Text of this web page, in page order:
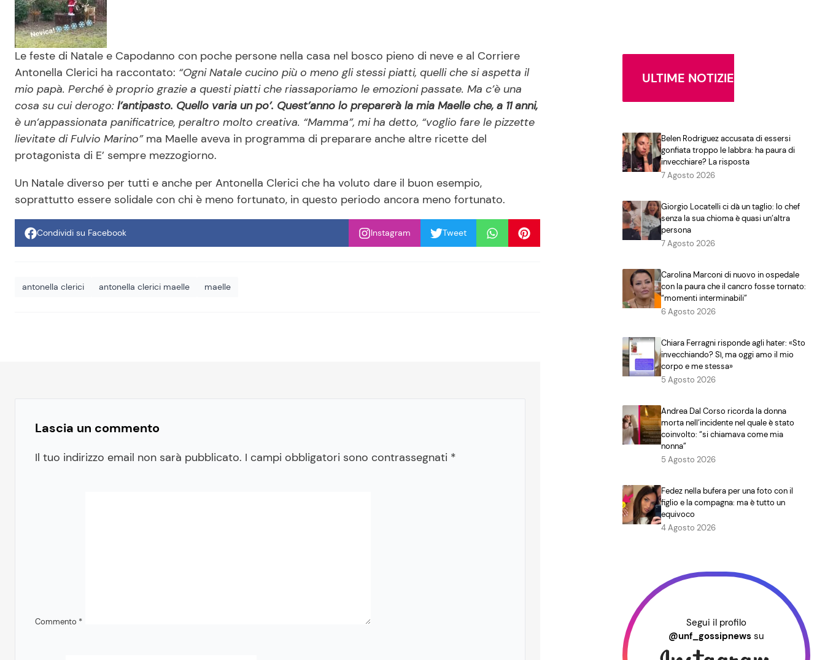
Le feste di Natale e Capodanno con poche persone nella casa nel bosco pieno di neve e al Corriere
Antonella Clerici ha raccontato: “Ogni Natale cucino più o meno gli stessi piatti, quelli che si aspetta il
mio papà. Perché è proprio grazie a questi piatti che riassaporiamo le emozioni passate. Ma c’è una
cosa su cui derogo: l’antipasto. Quello varia un po’. Quest’anno lo preparerà la mia Maelle che, a 11 anni,
è un’appassionata panificatrice, peraltro molto creativa. “Mamma”, mi ha detto, “voglio fare le pizzette
lievitate di Fulvio Marino”ma Maelle aveva in programma di preparare anche altre ricette del
protagonista di E’ sempre mezzogiorno.
Un Natale diverso per tutti e anche per Antonella Clerici che ha voluto dare il buon esempio,
soprattutto essere solidale con chi è meno fortunato, in questo periodo ancora meno fortunato.
Condividi su Facebook Instagram Tweet
antonella clerici antonella clerici maelle maelle
Lascia un commento
Il tuo indirizzo email non sarà pubblicato. I campi obbligatori sono contrassegnati *
Commento *
ULTIME NOTIZIE
Belen Rodriguez accusata di essersi
gonfiata troppo le labbra: ha paura di
invecchiare? La risposta
7 Agosto 2026
Giorgio Locatelli ci dà un taglio: lo chef
senza la sua chioma è quasi un’altra
persona
7 Agosto 2026
Carolina Marconi di nuovo in ospedale
con la paura che il cancro fosse tornato:
“momenti interminabili”
6 Agosto 2026
Chiara Ferragni risponde agli hater: «Sto
invecchiando? Sì, ma oggi amo il mio
corpo e me stessa»
5 Agosto 2026
Andrea Dal Corso ricorda la donna
morta nell’incidente nel quale è stato
coinvolto: “si chiamava come mia
nonna”
5 Agosto 2026
Fedez nella bufera per una foto con il
figlio e la compagna: ma è tutto un
equivoco
4 Agosto 2026
Segui il profilo
@unf_gossipnews su